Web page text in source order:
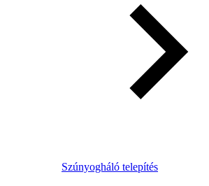
Szúnyogháló telepítés